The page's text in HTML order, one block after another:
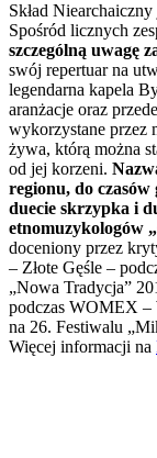
Skład
Spośród licznych
szczególną uwagę
swój repertuar na
legendarna kapela
aranżacje oraz
wykorzystane przez
żywa, którą można
od jej korzeni.
regionu, do
duecie skrzypka i
etnomuzykologów
doceniony przez
‒ Złote Gęśle ‒
„Nowa Tradycja”
podczas WOMEX
na 26. Festiwalu
Więcej informacji na